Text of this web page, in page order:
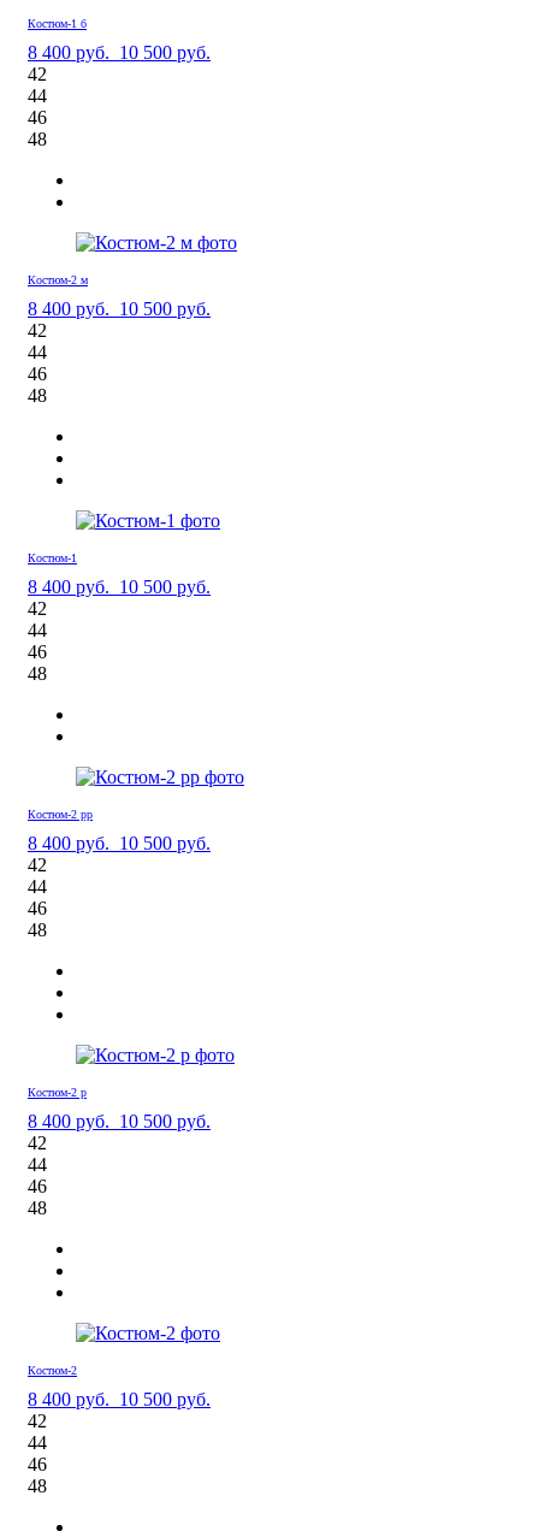
Костюм-1 б
8 400 руб. 10 500 руб.
42
44
46
48
Костюм-2 м
8 400 руб. 10 500 руб.
42
44
46
48
Костюм-1
8 400 руб. 10 500 руб.
42
44
46
48
Костюм-2 рр
8 400 руб. 10 500 руб.
42
44
46
48
Костюм-2 р
8 400 руб. 10 500 руб.
42
44
46
48
Костюм-2
8 400 руб. 10 500 руб.
42
44
46
48